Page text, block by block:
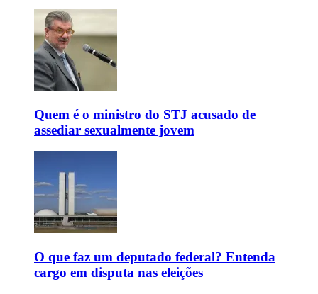
Quem é o ministro do STJ acusado de
assediar sexualmente jovem
O que faz um deputado federal? Entenda
cargo em disputa nas eleições